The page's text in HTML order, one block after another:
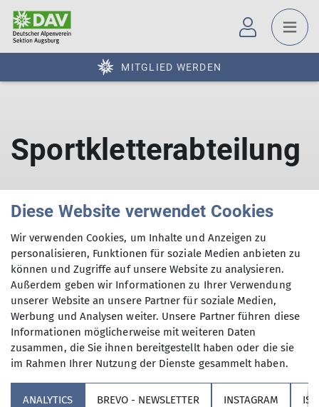
MITGLIED WERDEN
Sportkletterabteilung
Sektion
Partner
Diese Website verwendet Cookies
Wir verwenden Cookies, um Inhalte und Anzeigen zu
personalisieren, Funktionen für soziale Medien anbieten zu
können und Zugriffe auf unsere Website zu analysieren.
Außerdem geben wir Informationen zu Ihrer Verwendung
unserer Website an unsere Partner für soziale Medien,
Werbung und Analysen weiter. Unsere Partner führen diese
Informationen möglicherweise mit weiteren Daten
zusammen, die Sie ihnen bereitgestellt haben oder die sie
im Rahmen Ihrer Nutzung der Dienste gesammelt haben.
ANALYTICS BREVO - NEWSLETTER INSTAGRAM